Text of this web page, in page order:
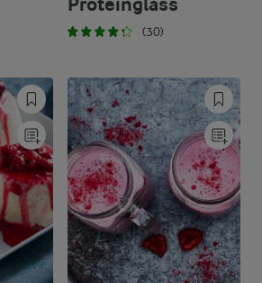
(30)